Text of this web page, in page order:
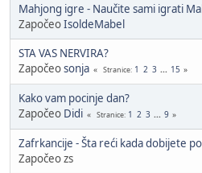
Mahjong igre - Naučite sami igrati
ZapočeoIsoldeMabel
STA VAS NERVIRA?
Započeosonja Stranice 1 2 3 ... 15
Kako vam pocinje dan?
Započeo Didi Stranice 1 2 3 ... 9
Zafrkancije - Šta reći kada dobijete
Započeo zs